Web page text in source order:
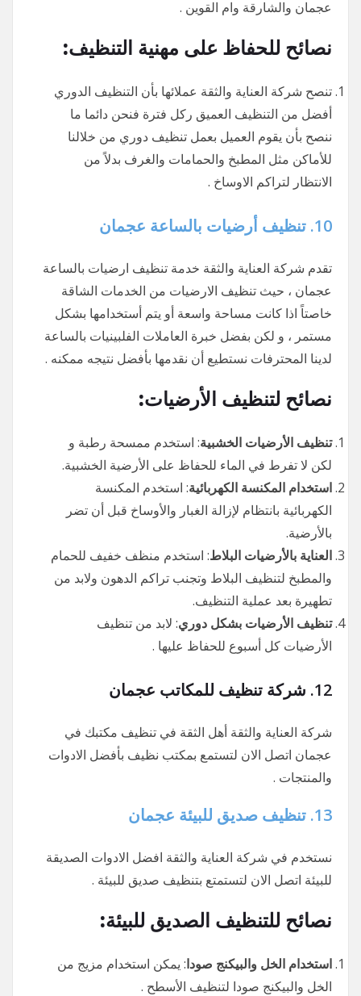
عجمان والشارقة وام القوين .
نصائح للحفاظ على مهنية التنظيف:
تنصح شركة العناية والثقة عملائها بأن التنظيف الدوري
أفضل من التنظيف العميق ركل فترة فنحن دائما ما
ننصح بأن يقوم العميل بعمل تنظيف دوري من خلالنا
للأماكن مثل المطبخ والحمامات والغرف بدلاً من
الانتظار لتراكم الاوساخ .
10. تنظيف أرضيات بالساعة عجمان
تقدم شركة العناية والثقة خدمة تنظيف ارضيات بالساعة
عجمان ، حيث تنظيف الارضيات من الخدمات الشاقة
خاصتاً اذا كانت مساحة واسعة أو يتم أستخدامها بشكل
مستمر ، و لكن بفضل خبرة العاملات الفلبينيات بالساعة
لدينا المحترفات نستطيع أن نقدمها بأفضل نتيجه ممكنه .
نصائح لتنظيف الأرضيات:
تنظيف الأرضيات الخشبية: استخدم ممسحة رطبة و
لكن لا تفرط في الماء للحفاظ على الأرضية الخشبية.
استخدام المكنسة الكهربائية: استخدم المكنسة
الكهربائية بانتظام لإزالة الغبار والأوساخ قبل أن تضر
بالأرضية.
العناية بالأرضيات البلاط: استخدم منظف خفيف للحمام
والمطبخ لتنظيف البلاط وتجنب تراكم الدهون ولابد من
تطهيرة بعد عملية التنظيف.
تنظيف الأرضيات بشكل دوري: لابد من تنظيف
الأرضيات كل أسبوع للحفاظ عليها .
12. شركة تنظيف للمكاتب عجمان
شركة العناية والثقة أهل الثقة في تنظيف مكتبك في
عجمان اتصل الان لتستمع بمكتب نظيف بأفضل الادوات
والمنتجات .
13. تنظيف صديق للبيئة عجمان
نستخدم في شركة العناية والثقة افضل الادوات الصديقة
للبيئة اتصل الان لتستمتع بتنظيف صديق للبيئة .
نصائح للتنظيف الصديق للبيئة:
استخدام الخل والبيكنج صودا: يمكن استخدام مزيج من
الخل والبيكنج صودا لتنظيف الأسطح .